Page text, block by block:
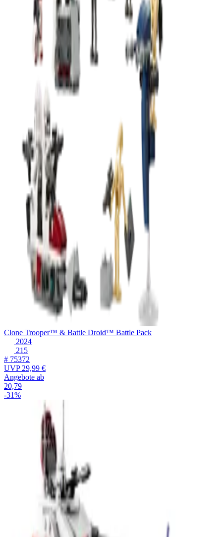
Clone Trooper™ & Battle Droid™ Battle Pack
2024
215
# 75372
UVP29,99 €
Angebote ab
20,79
-31%